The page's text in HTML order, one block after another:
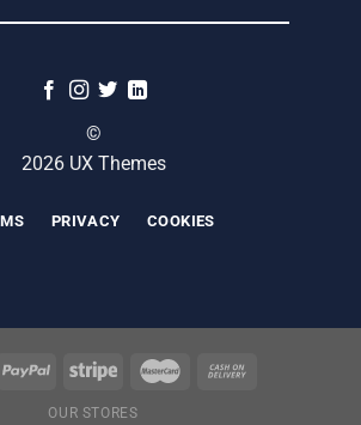
©
2026 UX Themes
PRIVACY COOKIES
OUR STORES